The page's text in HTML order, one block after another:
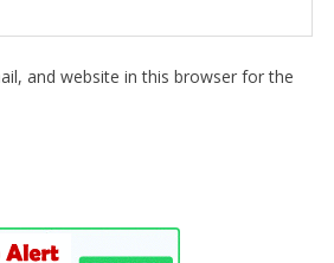
and website in this browser for the